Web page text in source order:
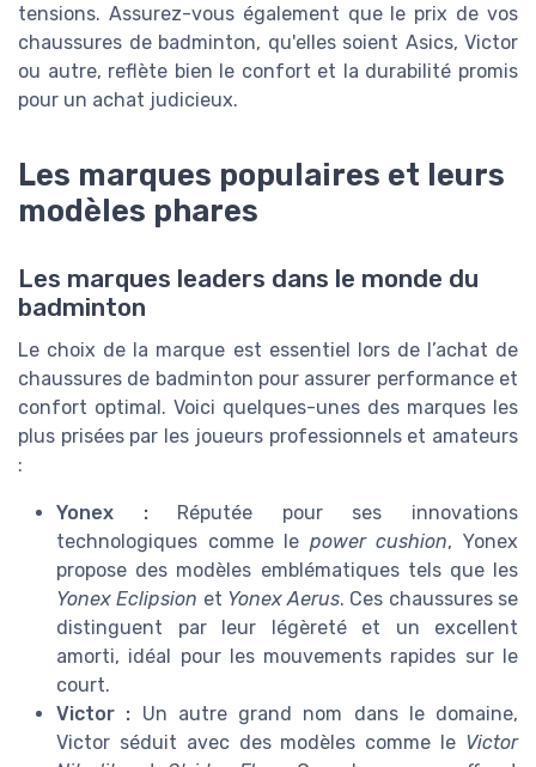
tensions. Assurez-vous également que le prix de vos
chaussures de badminton, qu'elles soient Asics, Victor
ou autre, reflète bien le confort et la durabilité promis
pour un achat judicieux.
Les marques populaires et leurs
modèles phares
Les marques leaders dans le monde du
badminton
Le choix de la marque est essentiel lors de l’achat de
chaussures de badminton pour assurer performance et
confort optimal. Voici quelques-unes des marques les
plus prisées par les joueurs professionnels et amateurs
:
Yonex :Réputée pour ses innovations
technologiques comme le power cushion, Yonex
propose des modèles emblématiques tels que les
Yonex Eclipsion et Yonex Aerus. Ces chaussures se
distinguent par leur légèreté et un excellent
amorti, idéal pour les mouvements rapides sur le
court.
Victor : Un autre grand nom dans le domaine,
Victor séduit avec des modèles comme le Victor